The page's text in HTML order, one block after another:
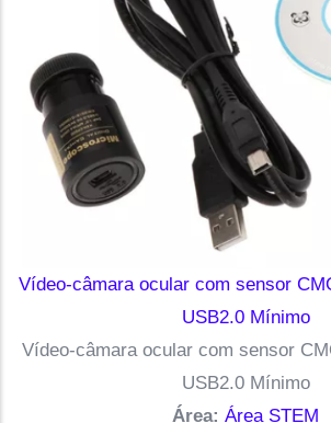
Vídeo-câmara ocular com sensor
USB2.0 Mínimo
Vídeo-câmara ocular com sensor
USB2.0 Mínimo
Área: Área STEM